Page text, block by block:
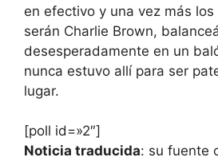
en efectivo y una vez más
serán Charlie Brown,
desesperadamente en un
nunca estuvo allí para ser
lugar.
[poll id=»2″]
Noticia traducida: su fuente